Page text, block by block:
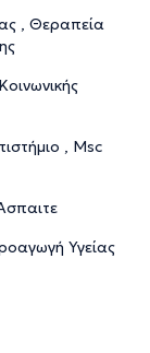
, Θεραπεία
, Msc
Υγείας